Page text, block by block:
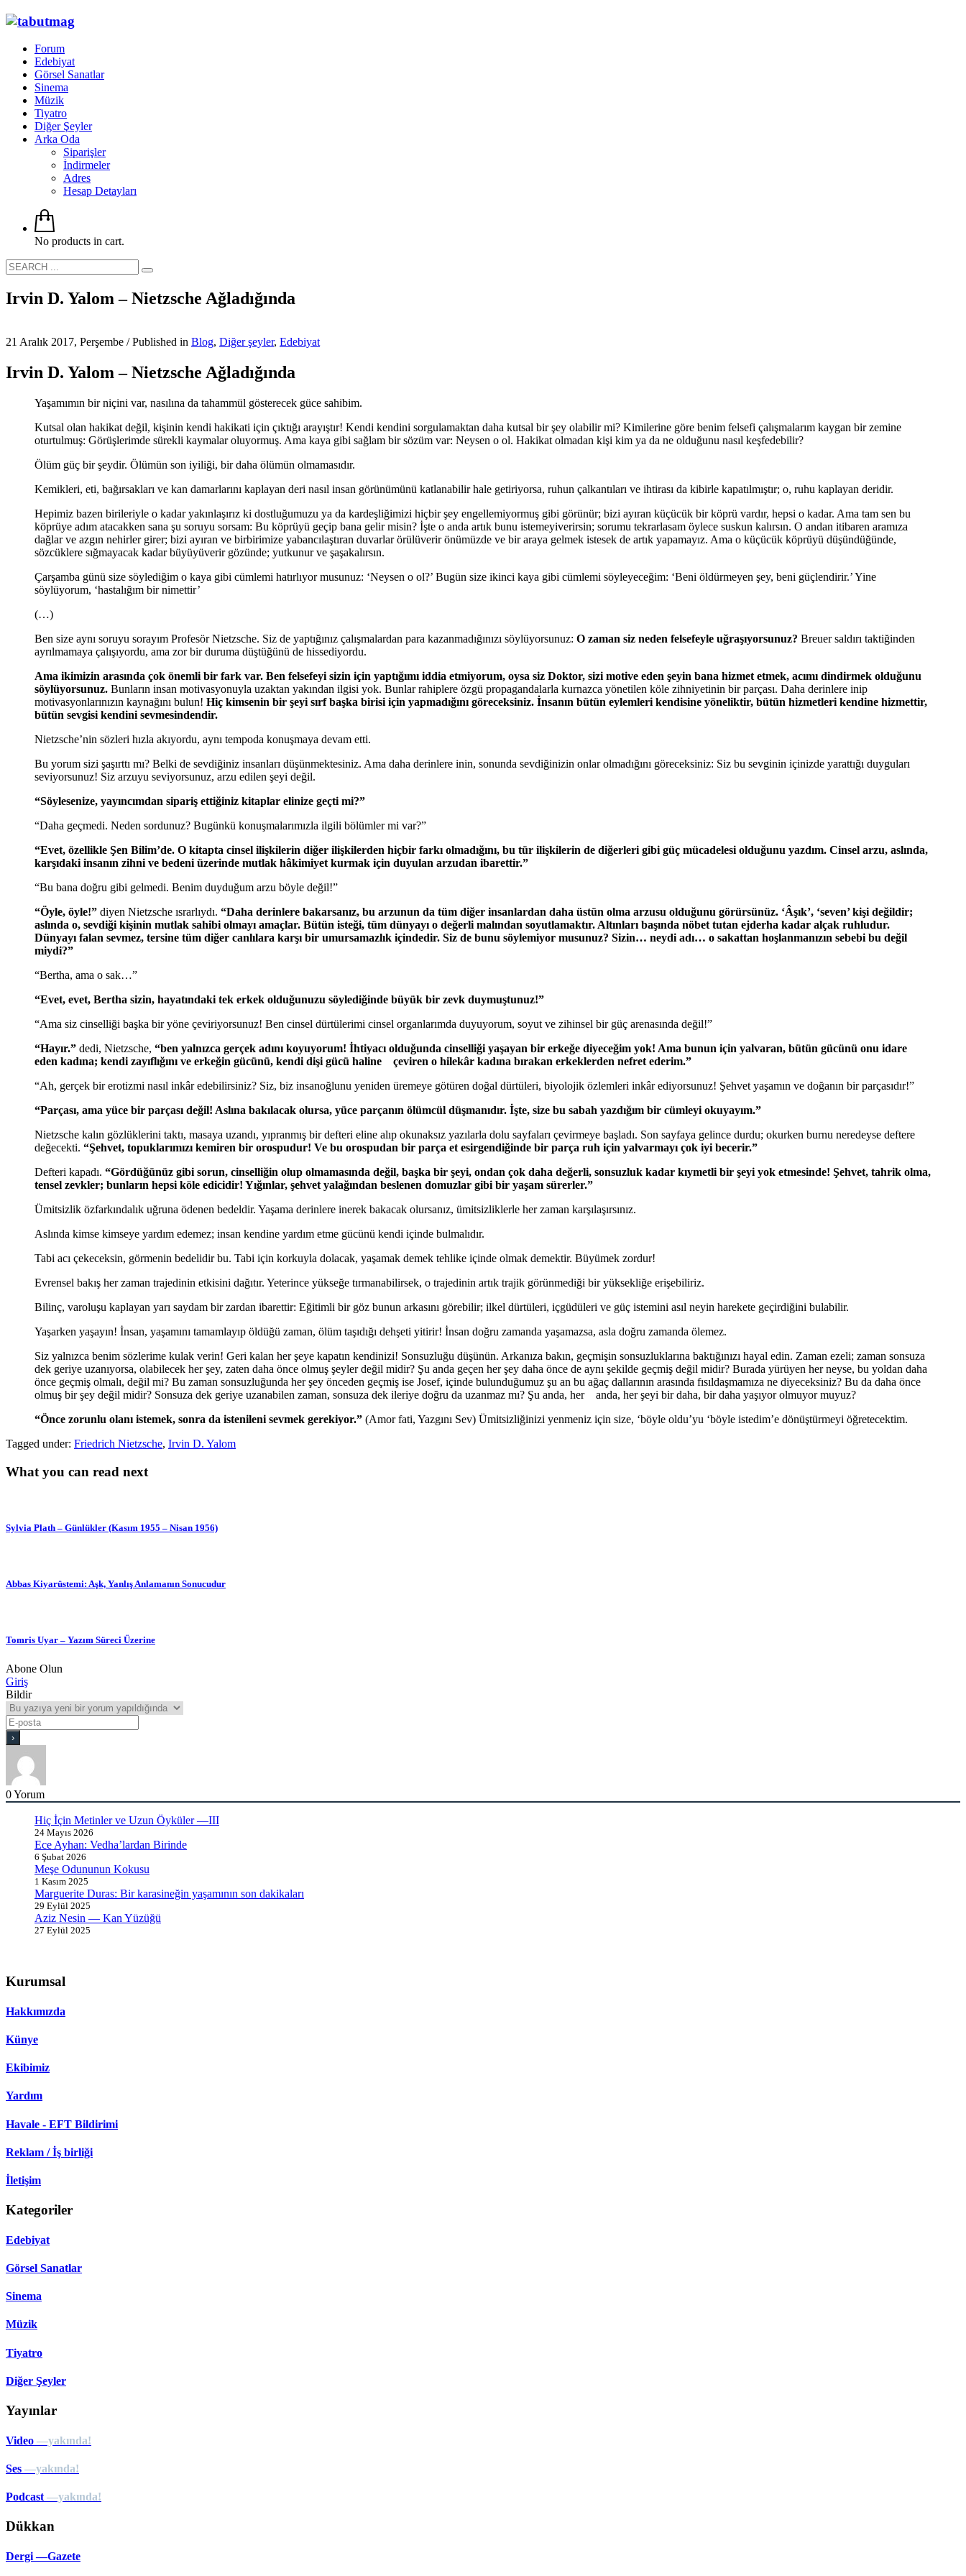
Forum
Edebiyat
Görsel Sanatlar
Sinema
Müzik
Tiyatro
Diğer Şeyler
Arka Oda
Siparişler
İndirmeler
Adres
Hesap Detayları
No products in cart.
Irvin D. Yalom – Nietzsche Ağladığında
21 Aralık 2017, Perşembe /Published in Blog, Diğer şeyler, Edebiyat
Irvin D. Yalom – Nietzsche Ağladığında
Yaşamımın bir niçini var, nasılına da tahammül gösterecek güce sahibim.
Kutsal olan hakikat değil, kişinin kendi hakikati için çıktığı arayıştır! Kendi kendini sorgulamaktan daha kutsal bir şey olabilir mi? Kimilerine göre benim felsefi çalışmalarım kaygan bir zemine
oturtulmuş: Görüşlerimde sürekli kaymalar oluyormuş. Ama kaya gibi sağlam bir sözüm var: Neysen o ol. Hakikat olmadan kişi kim ya da ne olduğunu nasıl keşfedebilir?
Ölüm güç bir şeydir. Ölümün son iyiliği, bir daha ölümün olmamasıdır.
Kemikleri, eti, bağırsakları ve kan damarlarını kaplayan deri nasıl insan görünümünü katlanabilir hale getiriyorsa, ruhun çalkantıları ve ihtirası da kibirle kapatılmıştır; o, ruhu kaplayan deridir.
Hepimiz bazen birileriyle o kadar yakınlaşırız ki dostluğumuzu ya da kardeşliğimizi hiçbir şey engellemiyormuş gibi görünür; bizi ayıran küçücük bir köprü vardır, hepsi o kadar. Ama tam sen bu
köprüye adım atacakken sana şu soruyu sorsam: Bu köprüyü geçip bana gelir misin? İşte o anda artık bunu istemeyiverirsin; sorumu tekrarlasam öylece suskun kalırsın. O andan itibaren aramıza
dağlar ve azgın nehirler girer; bizi ayıran ve birbirimize yabancılaştıran duvarlar örülüverir önümüzde ve bir araya gelmek istesek de artık yapamayız. Ama o küçücük köprüyü düşündüğünde,
sözcüklere sığmayacak kadar büyüyüverir gözünde; yutkunur ve şaşakalırsın.
Çarşamba günü size söylediğim o kaya gibi cümlemi hatırlıyor musunuz: ‘Neysen o ol?’ Bugün size ikinci kaya gibi cümlemi söyleyeceğim: ‘Beni öldürmeyen şey, beni güçlendirir.’ Yine
söylüyorum, ‘hastalığım bir nimettir’
(…)
Ben size aynı soruyu sorayım Profesör Nietzsche. Siz de yaptığınız çalışmalardan para kazanmadığınızı söylüyorsunuz: O zaman siz neden felsefeyle uğraşıyorsunuz? Breuer saldırı taktiğinden
ayrılmamaya çalışıyordu, ama zor bir duruma düştüğünü de hissediyordu.
Ama ikimizin arasında çok önemli bir fark var. Ben felsefeyi sizin için yaptığımı iddia etmiyorum, oysa siz Doktor, sizi motive eden şeyin bana hizmet etmek, acımı dindirmek olduğunu
söylüyorsunuz. Bunların insan motivasyonuyla uzaktan yakından ilgisi yok. Bunlar rahiplere özgü propagandalarla kurnazca yönetilen köle zihniyetinin bir parçası. Daha derinlere inip
motivasyonlarınızın kaynağını bulun! Hiç kimsenin bir şeyi sırf başka birisi için yapmadığını göreceksiniz. İnsanın bütün eylemleri kendisine yöneliktir, bütün hizmetleri kendine hizmettir,
bütün sevgisi kendini sevmesindendir.
Nietzsche’nin sözleri hızla akıyordu, aynı tempoda konuşmaya devam etti.
Bu yorum sizi şaşırttı mı? Belki de sevdiğiniz insanları düşünmektesiniz. Ama daha derinlere inin, sonunda sevdiğinizin onlar olmadığını göreceksiniz: Siz bu sevginin içinizde yarattığı duyguları
seviyorsunuz! Siz arzuyu seviyorsunuz, arzu edilen şeyi değil.
“Söylesenize, yayıncımdan sipariş ettiğiniz kitaplar elinize geçti mi?”
“Daha geçmedi. Neden sordunuz? Bugünkü konuşmalarımızla ilgili bölümler mi var?”
“Evet, özellikle Şen Bilim’de. O kitapta cinsel ilişkilerin diğer ilişkilerden hiçbir farkı olmadığını, bu tür ilişkilerin de diğerleri gibi güç mücadelesi olduğunu yazdım. Cinsel arzu, aslında,
karşıdaki insanın zihni ve bedeni üzerinde mutlak hâkimiyet kurmak için duyulan arzudan ibarettir.”
“Bu bana doğru gibi gelmedi. Benim duyduğum arzu böyle değil!”
“Öyle, öyle!” diyen Nietzsche ısrarlıydı. “Daha derinlere bakarsanız, bu arzunun da tüm diğer insanlardan daha üstün olma arzusu olduğunu görürsünüz. ‘Âşık’, ‘seven’ kişi değildir;
aslında o, sevdiği kişinin mutlak sahibi olmayı amaçlar. Bütün isteği, tüm dünyayı o değerli malından soyutlamaktır. Altınları başında nöbet tutan ejderha kadar alçak ruhludur.
Dünyayı falan sevmez, tersine tüm diğer canlılara karşı bir umursamazlık içindedir. Siz de bunu söylemiyor musunuz? Sizin… neydi adı… o sakattan hoşlanmanızın sebebi bu değil
miydi?”
“Bertha, ama o sak…”
“Evet, evet, Bertha sizin, hayatındaki tek erkek olduğunuzu söylediğinde büyük bir zevk duymuştunuz!”
“Ama siz cinselliği başka bir yöne çeviriyorsunuz! Ben cinsel dürtülerimi cinsel organlarımda duyuyorum, soyut ve zihinsel bir güç arenasında değil!”
“Hayır.” dedi, Nietzsche, “ben yalnızca gerçek adını koyuyorum! İhtiyacı olduğunda cinselliği yaşayan bir erkeğe diyeceğim yok! Ama bunun için yalvaran, bütün gücünü onu idare
eden kadına; kendi zayıflığını ve erkeğin gücünü, kendi dişi gücü haline çeviren o hilekâr kadına bırakan erkeklerden nefret ederim.”
“Ah, gerçek bir erotizmi nasıl inkâr edebilirsiniz? Siz, biz insanoğlunu yeniden üremeye götüren doğal dürtüleri, biyolojik özlemleri inkâr ediyorsunuz! Şehvet yaşamın ve doğanın bir parçasıdır!”
“Parçası, ama yüce bir parçası değil! Aslına bakılacak olursa, yüce parçanın ölümcül düşmanıdır. İşte, size bu sabah yazdığım bir cümleyi okuyayım.”
Nietzsche kalın gözlüklerini taktı, masaya uzandı, yıpranmış bir defteri eline alıp okunaksız yazılarla dolu sayfaları çevirmeye başladı. Son sayfaya gelince durdu; okurken burnu neredeyse deftere
değecekti. “Şehvet, topuklarımızı kemiren bir orospudur! Ve bu orospudan bir parça et esirgendiğinde bir parça ruh için yalvarmayı çok iyi becerir.”
Defteri kapadı. “Gördüğünüz gibi sorun, cinselliğin olup olmamasında değil, başka bir şeyi, ondan çok daha değerli, sonsuzluk kadar kıymetli bir şeyi yok etmesinde! Şehvet, tahrik olma,
tensel zevkler; bunların hepsi köle edicidir! Yığınlar, şehvet yalağından beslenen domuzlar gibi bir yaşam sürerler.”
Ümitsizlik özfarkındalık uğruna ödenen bedeldir. Yaşama derinlere inerek bakacak olursanız, ümitsizliklerle her zaman karşılaşırsınız.
Aslında kimse kimseye yardım edemez; insan kendine yardım etme gücünü kendi içinde bulmalıdır.
Tabi acı çekeceksin, görmenin bedelidir bu. Tabi için korkuyla dolacak, yaşamak demek tehlike içinde olmak demektir. Büyümek zordur!
Evrensel bakış her zaman trajedinin etkisini dağıtır. Yeterince yükseğe tırmanabilirsek, o trajedinin artık trajik görünmediği bir yüksekliğe erişebiliriz.
Bilinç, varoluşu kaplayan yarı saydam bir zardan ibarettir: Eğitimli bir göz bunun arkasını görebilir; ilkel dürtüleri, içgüdüleri ve güç istemini asıl neyin harekete geçirdiğini bulabilir.
Yaşarken yaşayın! İnsan, yaşamını tamamlayıp öldüğü zaman, ölüm taşıdığı dehşeti yitirir! İnsan doğru zamanda yaşamazsa, asla doğru zamanda ölemez.
Siz yalnızca benim sözlerime kulak verin! Geri kalan her şeye kapatın kendinizi! Sonsuzluğu düşünün. Arkanıza bakın, geçmişin sonsuzluklarına baktığınızı hayal edin. Zaman ezeli; zaman sonsuza
dek geriye uzanıyorsa, olabilecek her şey, zaten daha önce olmuş şeyler değil midir? Şu anda geçen her şey daha önce de aynı şekilde geçmiş değil midir? Burada yürüyen her neyse, bu yoldan daha
önce geçmiş olmalı, değil mi? Bu zaman sonsuzluğunda her şey önceden geçmiş ise Josef, içinde bulunduğumuz şu an bu ağaç dallarının arasında fısıldaşmamıza ne diyeceksiniz? Bu da daha önce
olmuş bir şey değil midir? Sonsuza dek geriye uzanabilen zaman, sonsuza dek ileriye doğru da uzanmaz mı? Şu anda, her anda, her şeyi bir daha, bir daha yaşıyor olmuyor muyuz?
“Önce zorunlu olanı istemek, sonra da istenileni sevmek gerekiyor.” (Amor fati, Yazgını Sev) Ümitsizliğinizi yenmeniz için size, ‘böyle oldu’yu ‘böyle istedim’e dönüştürmeyi öğretecektim.
Tagged under: Friedrich Nietzsche, Irvin D. Yalom
What you can read next
Sylvia Plath – Günlükler (Kasım 1955 – Nisan 1956)
Abbas Kiyarüstemi: Aşk, Yanlış Anlamanın Sonucudur
Tomris Uyar – Yazım Süreci Üzerine
Abone Olun
Giriş
Bildir
0Yorum
Hiç İçin Metinler ve Uzun Öyküler —III
24 Mayıs 2026
Ece Ayhan: Vedha’lardan Birinde
6 Şubat 2026
Meşe Odununun Kokusu
1 Kasım 2025
Marguerite Duras: Bir karasineğin yaşamının son dakikaları
29 Eylül 2025
Aziz Nesin — Kan Yüzüğü
27 Eylül 2025
Kurumsal
Hakkımızda
Künye
Ekibimiz
Yardım
Havale - EFT Bildirimi
Reklam / İş birliği
İletişim
Kategoriler
Edebiyat
Görsel Sanatlar
Sinema
Müzik
Tiyatro
Diğer Şeyler
Yayınlar
Video —yakında!
Ses —yakında!
Podcast —yakında!
Dükkan
Dergi —Gazete